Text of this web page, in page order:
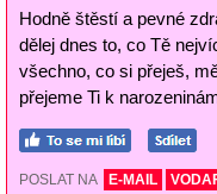
Hodně štěstí a pevné
dělej dnes to, co Tě
všechno, co si přeješ,
přejeme Ti k
POSLAT NA E-MAIL